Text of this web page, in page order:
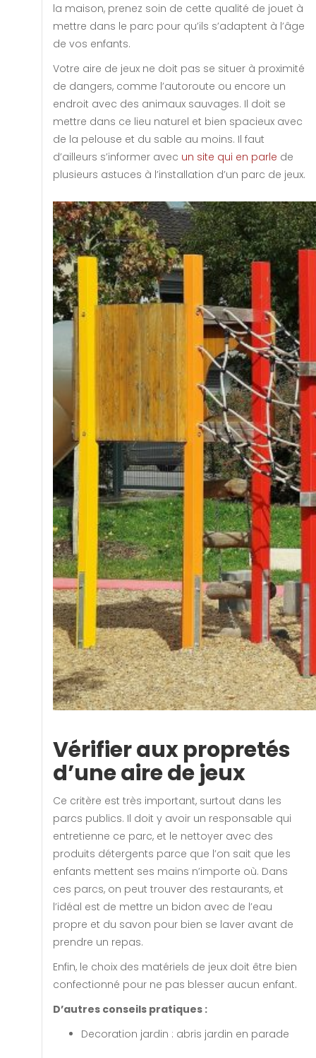
la maison, prenez soin de cette qualité de jouet à
mettre dans le parc pour qu’ils s’adaptent à l’âge
de vos enfants.
Votre aire de jeux ne doit pas se situer à proximité
de dangers, comme l’autoroute ou encore un
endroit avec des animaux sauvages. Il doit se
mettre dans ce lieu naturel et bien spacieux avec
de la pelouse et du sable au moins. Il faut
d’ailleurs s’informer avec un site qui en parle de
plusieurs astuces à l’installation d’un parc de jeux.
Vérifier aux propretés
d’une aire de jeux
Ce critère est très important, surtout dans les
parcs publics. Il doit y avoir un responsable qui
entretienne ce parc, et le nettoyer avec des
produits détergents parce que l’on sait que les
enfants mettent ses mains n’importe où. Dans
ces parcs, on peut trouver des restaurants, et
l’idéal est de mettre un bidon avec de l’eau
propre et du savon pour bien se laver avant de
prendre un repas.
Enfin, le choix des matériels de jeux doit être bien
confectionné pour ne pas blesser aucun enfant.
D’autres conseils pratiques :
Decoration jardin : abris jardin en parade